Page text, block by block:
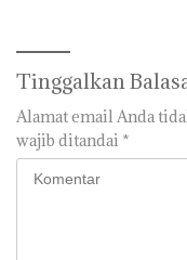
Tinggalkan
Alamat email Anda
wajib ditandai *